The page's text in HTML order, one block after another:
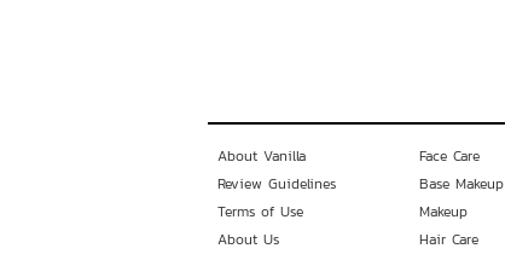
About Vanilla
Review Guidelines
Terms of Use
About Us
Face Care
Base Makeup
Makeup
Hair Care